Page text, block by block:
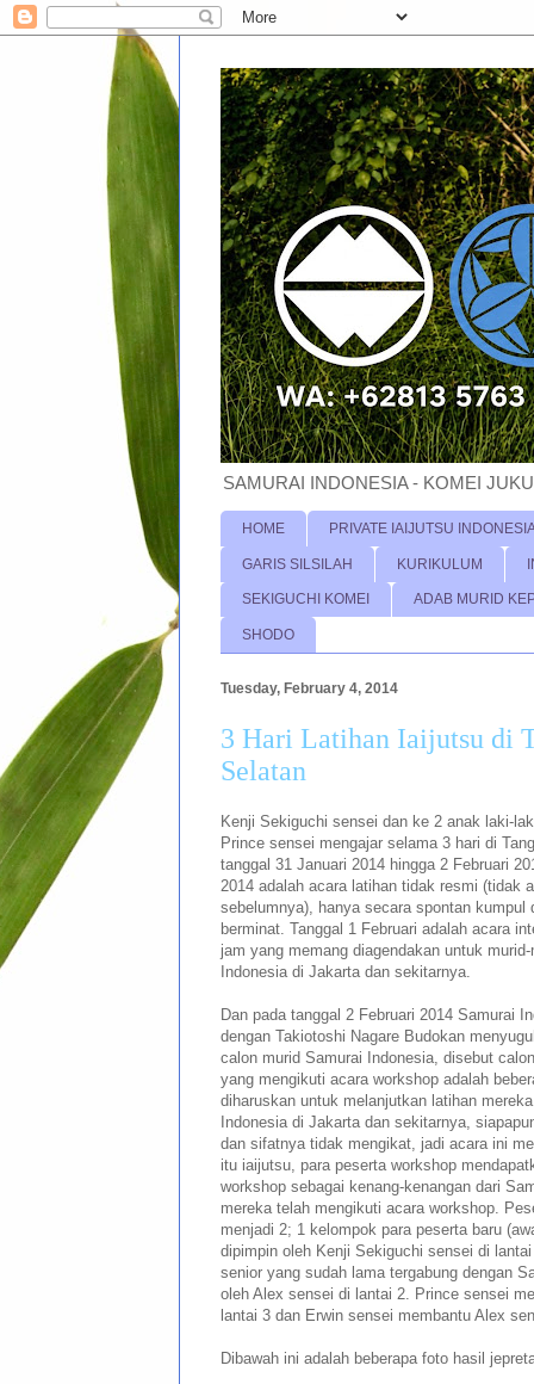
SAMURAI INDONESIA - KOMEI
HOME PRIVATE IAIJUTSU
GARIS SILSILAH KURIKULUM
SEKIGUCHI KOMEI ADAB MURID
SHODO
Tuesday, February 4, 2014
3 Hari Latihan Iaijutsu di
Selatan
Kenji Sekiguchi sensei dan ke 2 anak laki-
Prince sensei mengajar selama 3 hari di
tanggal 31 Januari 2014 hingga 2 Februari
2014 adalah acara latihan tidak resmi (tidak
sebelumnya), hanya secara spontan kumpul
berminat. Tanggal 1 Februari adalah acara
jam yang memang diagendakan untuk
Indonesia di Jakarta dan sekitarnya.
Dan pada tanggal 2 Februari 2014 Samurai
dengan Takiotoshi Nagare Budokan
calon murid Samurai Indonesia, disebut
yang mengikuti acara workshop adalah
diharuskan untuk melanjutkan latihan
Indonesia di Jakarta dan sekitarnya,
dan sifatnya tidak mengikat, jadi acara ini
itu iaijutsu, para peserta workshop
workshop sebagai kenang-kenangan dari
mereka telah mengikuti acara workshop.
menjadi 2; 1 kelompok para peserta baru
dipimpin oleh Kenji Sekiguchi sensei di
senior yang sudah lama tergabung dengan
oleh Alex sensei di lantai 2. Prince sensei
lantai 3 dan Erwin sensei membantu Alex
Dibawah ini adalah beberapa foto hasil